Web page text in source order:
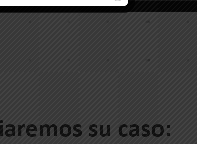
su caso: